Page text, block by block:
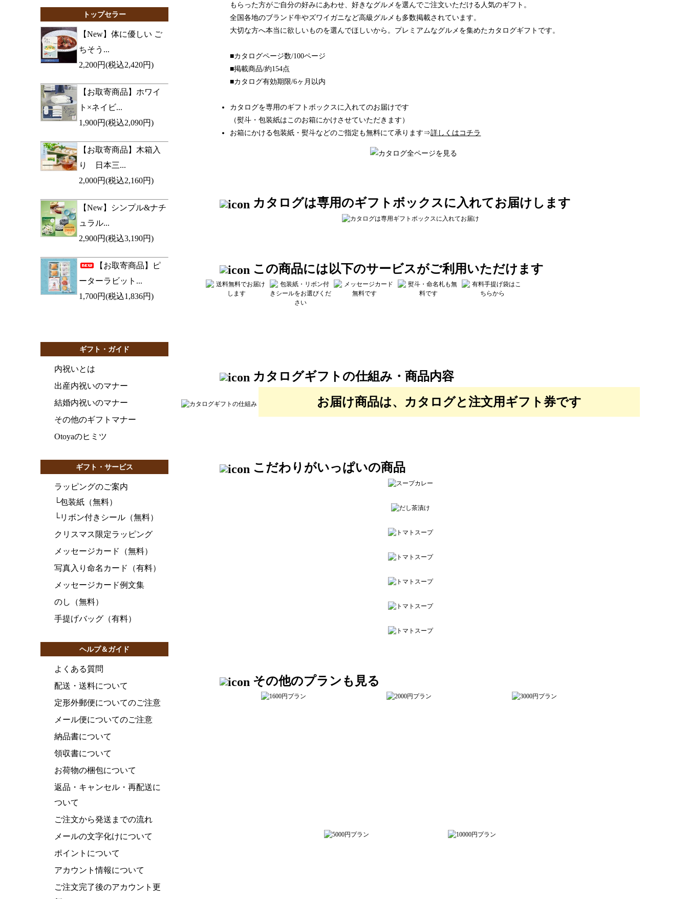
トップセラー
【New】体に優しい ご
ちそう...
2,200円(税込2,420円)
【お取寄商品】ホワイ
ト×ネイビ...
1,900円(税込2,090円)
【お取寄商品】木箱入
り 日本三...
2,000円(税込2,160円)
【New】シンプル&ナチ
ュラル...
2,900円(税込3,190円)
【お取寄商品】ピ
ーターラビット...
1,700円(税込1,836円)
ギフト・ガイド
内祝いとは
出産内祝いのマナー
結婚内祝いのマナー
その他のギフトマナー
Otoyaのヒミツ
ギフト・サービス
ラッピングのご案内
└包装紙（無料）
└リボン付きシール（無料）
クリスマス限定ラッピング
メッセージカード（無料）
写真入り命名カード（有料）
メッセージカード例文集
のし（無料）
手提げバッグ（有料）
ヘルプ＆ガイド
よくある質問
配送・送料について
定形外郵便についてのご注意
メール便についてのご注意
納品書について
領収書について
お荷物の梱包について
返品・キャンセル・再配送に
ついて
ご注文から発送までの流れ
メールの文字化けについて
ポイントについて
アカウント情報について
ご注文完了後のアカウント更
もらった方がご自分の好みにあわせ、好きなグルメを選んでご注文いただける人気のギフト。
全国各地のブランド牛やズワイガニなど高級グルメも多数掲載されています。
大切な方へ本当に欲しいものを選んでほしいから。プレミアムなグルメを集めたカタログギフトです。
■カタログページ数/100ページ
■掲載商品/約154点
■カタログ有効期限/6ヶ月以内
カタログを専用のギフトボックスに入れてのお届けです
（熨斗・包装紙はこのお箱にかけさせていただきます）
お箱にかける包装紙・熨斗などのご指定も無料にて承ります⇒詳しくはコチラ
カタログは専用のギフトボックスに入れてお届けします
この商品には以下のサービスがご利用いただけます
カタログギフトの仕組み・商品内容
お届け商品は、カタログと注文用ギフト券です
こだわりがいっぱいの商品
その他のプランも見る